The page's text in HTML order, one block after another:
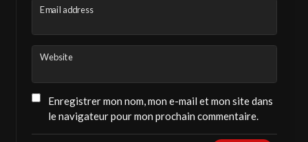
Email address
Website
Enregistrer mon nom, mon e-mail et mon site dans
le navigateur pour mon prochain commentaire.